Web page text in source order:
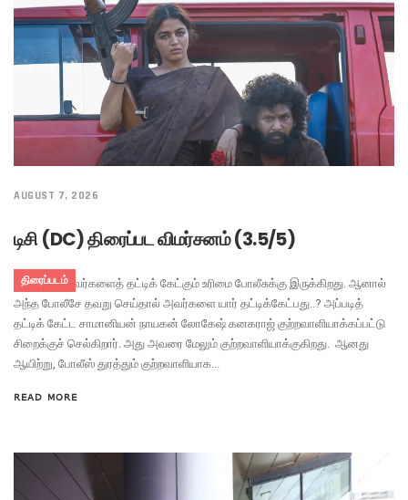
திரைப்படம்
AUGUST 7, 2026
டிசி (DC) திரைப்பட விமர்சனம் (3.5/5)
தவறு செய்பவர்களைத் தட்டிக் கேட்கும் உரிமை போலீசுக்கு இருக்கிறது. ஆனால்
அந்த போலீசே தவறு செய்தால் அவர்களை யார் தட்டிக்கேட்பது..? அப்படித்
தட்டிக் கேட்ட சாமானியன் நாயகன் லோகேஷ் கனகராஜ் குற்றவாளியாக்கப்பட்டு
சிறைக்குச் செல்கிறார். அது அவரை மேலும் குற்றவாளியாக்குகிறது. ஆனது
ஆயிற்று, போலீஸ் துரத்தும் குற்றவாளியாக...
READ MORE